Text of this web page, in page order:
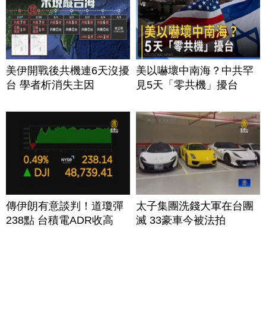
美伊開戰後共機連6天沒擾
台 學者析消失主因
美以嚇壞中南海？中共罕
見5天「零共機」擾台
傳伊朗有意談判！道瓊彈
238點 台積電ADR收高
太子集團洗錢大軍在台團
滅 33豪車今被法拍